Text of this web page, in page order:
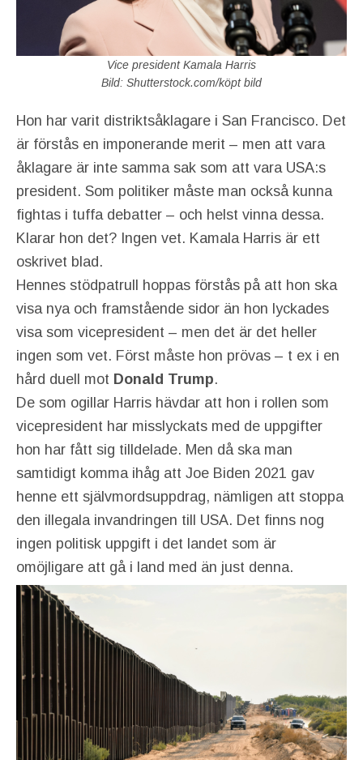
Vice president Kamala Harris
Bild: Shutterstock.com/köpt bild
Hon har varit distriktsåklagare i San Francisco. Det
är förstås en imponerande merit – men att vara
åklagare är inte samma sak som att vara USA:s
president. Som politiker måste man också kunna
fightas i tuffa debatter – och helst vinna dessa.
Klarar hon det? Ingen vet. Kamala Harris är ett
oskrivet blad.
Hennes stödpatrull hoppas förstås på att hon ska
visa nya och framstående sidor än hon lyckades
visa som vicepresident – men det är det heller
ingen som vet. Först måste hon prövas – t ex i en
hård duell mot Donald Trump.
De som ogillar Harris hävdar att hon i rollen som
vicepresident har misslyckats med de uppgifter
hon har fått sig tilldelade. Men då ska man
samtidigt komma ihåg att Joe Biden 2021 gav
henne ett självmordsuppdrag, nämligen att stoppa
den illegala invandringen till USA. Det finns nog
ingen politisk uppgift i det landet som är
omöjligare att gå i land med än just denna.